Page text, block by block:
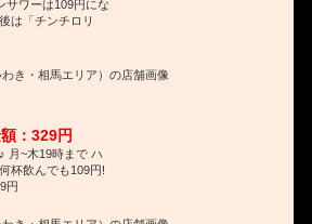
サワーは109円にな
は「チンチロリ
：329円
月~木19時まで ハ
杯飲んでも109円!
円